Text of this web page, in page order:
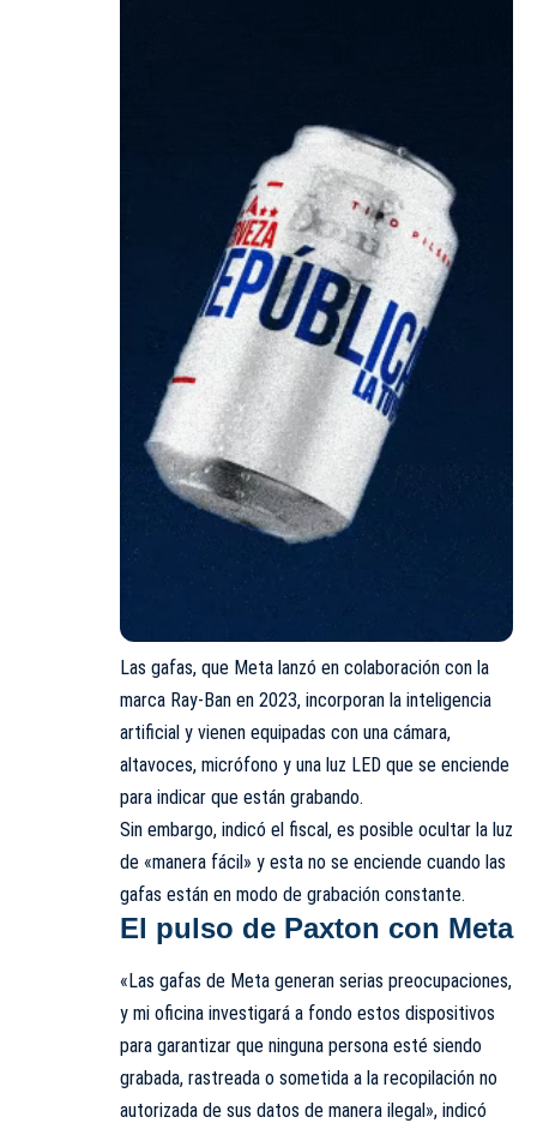
Las gafas, que Meta lanzó en colaboración con la
marca Ray-Ban en 2023, incorporan la inteligencia
artificial y vienen equipadas con una cámara,
altavoces, micrófono y una luz LED que se enciende
para indicar que están grabando.
Sin embargo, indicó el fiscal, es posible ocultar la luz
de «manera fácil» y esta no se enciende cuando las
gafas están en modo de grabación constante.
El pulso de Paxton con Meta
«Las gafas de Meta generan serias preocupaciones,
y mi oficina investigará a fondo estos dispositivos
para garantizar que ninguna persona esté siendo
grabada, rastreada o sometida a la recopilación no
autorizada de sus datos de manera ilegal», indicó